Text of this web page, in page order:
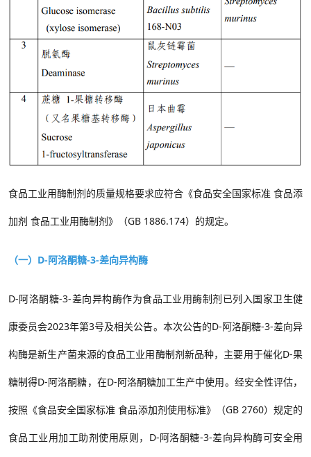
食品工业用酶制剂的质量规格要求应符合《食品安全国家标准 食品添
加剂 食品工业用酶制剂》（GB 1886.174）的规定。
（一）D-阿洛酮糖-3-差向异构酶
D-阿洛酮糖-3-差向异构酶作为食品工业用酶制剂已列入国家卫生健
康委员会2023年第3号及相关公告。 本次公告的D-阿洛酮糖-3-差向异
构酶是新生产菌来源的食品工业用酶制剂新品种， 主要用于催化D-果
糖制得D-阿洛酮糖，在D-阿洛酮糖加工生产中使用。经安全性评估，
按照《食品安全国家标准 食品添加剂使用标准》（GB 2760） 规定的
食品工业用加工助剂使用原则， D-阿洛酮糖-3-差向异构酶可安全用